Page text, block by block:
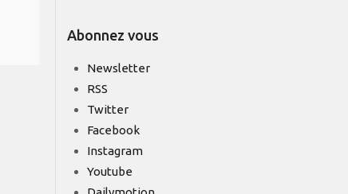
Abonnez vous
Newsletter
RSS
Twitter
Facebook
Instagram
Youtube